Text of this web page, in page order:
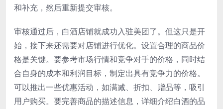
和补充，然后重新提交审核。
审核通过后，白酒店铺就成功入驻美团了。但这只是开
始，接下来还需要对店铺进行优化。设置合理的商品价
格是关键。要参考市场行情和竞争对手的价格，同时结
合自身的成本和利润目标，制定出具有竞争力的价格。
可以推出一些优惠活动，如满减、折扣、赠品等，吸引
用户购买。要完善商品的描述信息，详细介绍白酒的品